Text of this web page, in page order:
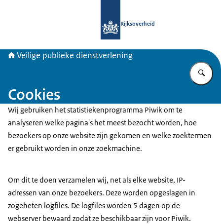
Rijksoverheid
Veilige publieke dienstverlening
Cookies
Wij gebruiken het statistiekenprogramma Piwik om te
analyseren welke pagina's het meest bezocht worden, hoe
bezoekers op onze website zijn gekomen en welke zoektermen
er gebruikt worden in onze zoekmachine.
Om dit te doen verzamelen wij, net als elke website, IP-
adressen van onze bezoekers. Deze worden opgeslagen in
zogeheten logfiles. De logfilesworden 5 dagen op de
webserver bewaard zodat ze beschikbaar zijn voor Piwik.